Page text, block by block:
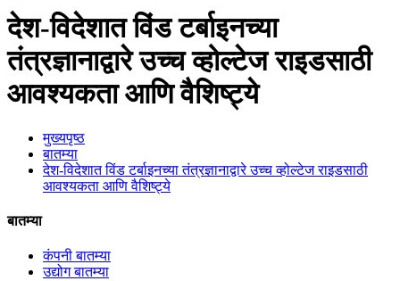
देश-विदेशात विंड टर्बाइनच्या
तंत्रज्ञानाद्वारे उच्च व्होल्टेज राइडसाठी
आवश्यकता आणि वैशिष्ट्ये
मुख्यपृष्ठ
बातम्या
देश-विदेशात विंड टर्बाइनच्या तंत्रज्ञानाद्वारे उच्च व्होल्टेज राइडसाठी
आवश्यकता आणि वैशिष्ट्ये
बातम्या
कंपनी बातम्या
उद्योग बातम्या